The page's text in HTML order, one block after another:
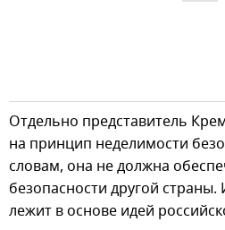
Отдельно представитель
на принцип неделимости
словам, она не должна
безопасности другой страны.
лежит в основе идей